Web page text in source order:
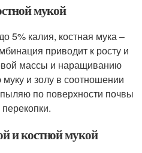
мукой
5% калия, костная мука –
приводит к росту и
массы и наращиванию
и золу в соотношении
по поверхности почвы
и костной мукой